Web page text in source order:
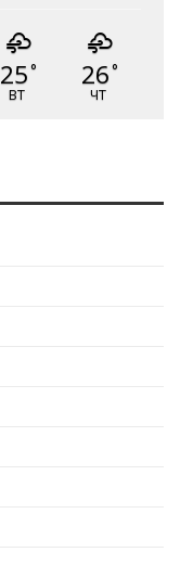
25°
ВТ
26°
ЧТ